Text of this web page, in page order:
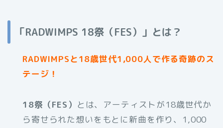
「RADWIMPS 18祭（FES）」とは？
RADWIMPSと18歳世代1,000人で作る奇跡のス
テージ！
18祭（FES） とは、アーティストが18歳世代か
ら寄せられた想いをもとに新曲を作り、1,000